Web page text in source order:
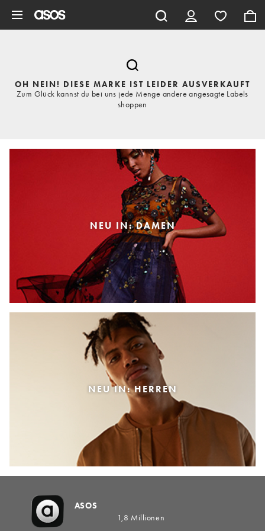
OH NEIN! DIESE MARKE IST LEIDER AUSVERKAUFT
Zum Glück kannst du bei uns jede Menge andere angesagte Labels
shoppen
NEU IN: DAMEN
NEU IN: HERREN
ASOS
1,8 Millionen